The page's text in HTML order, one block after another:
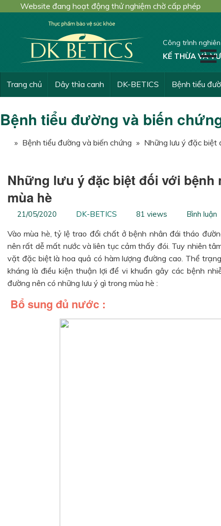
Website đang hoạt động thử nghiệm chờ cấp phép
Công trình
KẾ THỪA VÀ
Trang chủ Dây thìa canh DK-BETICS Bệnh tiểu
Bệnh tiểu đường và biến
» Bệnh tiểu đường và biến chứng » Những lưu ý đặc biệt
Những lưu ý đặc biệt đối với
mùa hè
21/05/2020 DK-BETICS 81 views Bình luận
Vào mùa hè, tỷ lệ trao đổi chất ở bệnh nhân đái tháo
nên rất dễ mất nước và liên tục cảm thấy đói. Tuy nhiên
vặt đặc biệt là hoa quả có hàm lượng đường cao. Thể
kháng là điều kiện thuận lợi để vi khuẩn gây các bệnh
đường nên có những lưu ý gì trong mùa hè :
Bổ sung đủ nước :